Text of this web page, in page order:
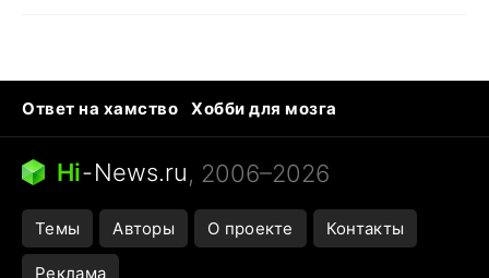
Ответ на хамство
Хобби для мозга
Бензин 100 vs 95
Тунцы в океанариуме
Следующая пандемия
Hi-News.ru, 2006–2026
Темы Авторы О проекте Контакты
Реклама